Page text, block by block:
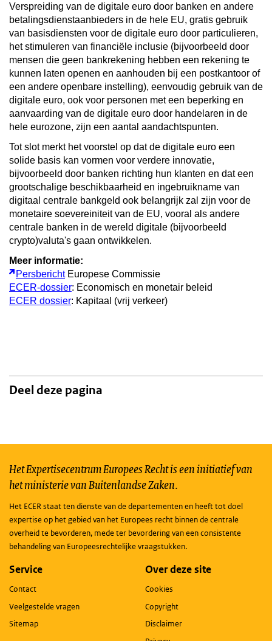
Verspreiding van de digitale euro door banken en andere
betalingsdienstaanbieders in de hele EU, gratis gebruik
van basisdiensten voor de digitale euro door particulieren,
het stimuleren van financiële inclusie (bijvoorbeeld door
mensen die geen bankrekening hebben een rekening te
kunnen laten openen en aanhouden bij een postkantoor of
een andere openbare instelling), eenvoudig gebruik van de
digitale euro, ook voor personen met een beperking en
aanvaarding van de digitale euro door handelaren in de
hele eurozone, zijn een aantal aandachtspunten.
Tot slot merkt het voorstel op dat de digitale euro een
solide basis kan vormen voor verdere innovatie,
bijvoorbeeld door banken richting hun klanten en dat een
grootschalige beschikbaarheid en ingebruikname van
digitaal centrale bankgeld ook belangrijk zal zijn voor de
monetaire soevereiniteit van de EU, vooral als andere
centrale banken in de wereld digitale (bijvoorbeeld
crypto)valuta's gaan ontwikkelen.
Meer informatie:
PersberichtEuropese Commissie
ECER-dossier: Economisch en monetair beleid
ECER dossier: Kapitaal (vrij verkeer)
Deel deze pagina
Het Expertisecentrum Europees Recht is een initiatief van
het ministerie van Buitenlandse Zaken.
Het ECER staat ten dienste van de departementen en heeft tot doel
expertise op het gebied van het Europees recht binnen de centrale
overheid te bevorderen, mede ter bevordering van een consistente
behandeling van Europeesrechtelijke vraagstukken.
Service
Contact
Veelgestelde vragen
Sitemap
Over deze site
Cookies
Copyright
Disclaimer